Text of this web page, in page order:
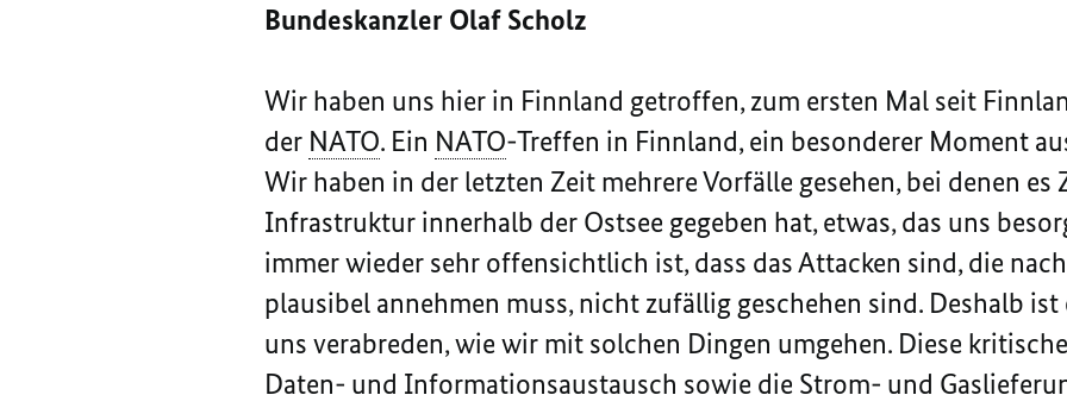
Bundeskanzler Olaf Scholz
Wir haben uns hier in Finnland getroffen, zum ersten Mal seit
der NATO. Ein NATO-Treffen in Finnland, ein besonderer Moment
Wir haben in der letzten Zeit mehrere Vorfälle gesehen, bei denen
Infrastruktur innerhalb der Ostsee gegeben hat, etwas, das uns
immer wieder sehr offensichtlich ist, dass das Attacken sind, die
plausibel annehmen muss, nicht zufällig geschehen sind. Deshalb
uns verabreden, wie wir mit solchen Dingen umgehen. Diese
Daten- und Informationsaustausch sowie die Strom- und